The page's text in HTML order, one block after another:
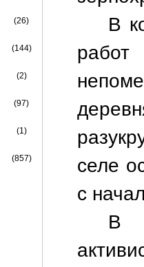
(26)
(144)
(2)
(97)
(1)
(857)
В
работ
селе
с
В